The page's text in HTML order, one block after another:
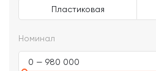
Пластиковая
Номинал
0 — 980 000